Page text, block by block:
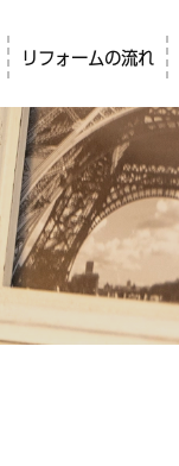
リフォームの流れ